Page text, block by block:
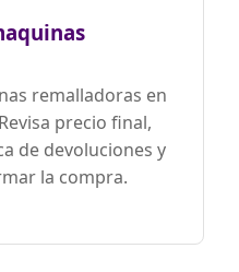
remalladoras en
precio final,
de devoluciones y
la compra.